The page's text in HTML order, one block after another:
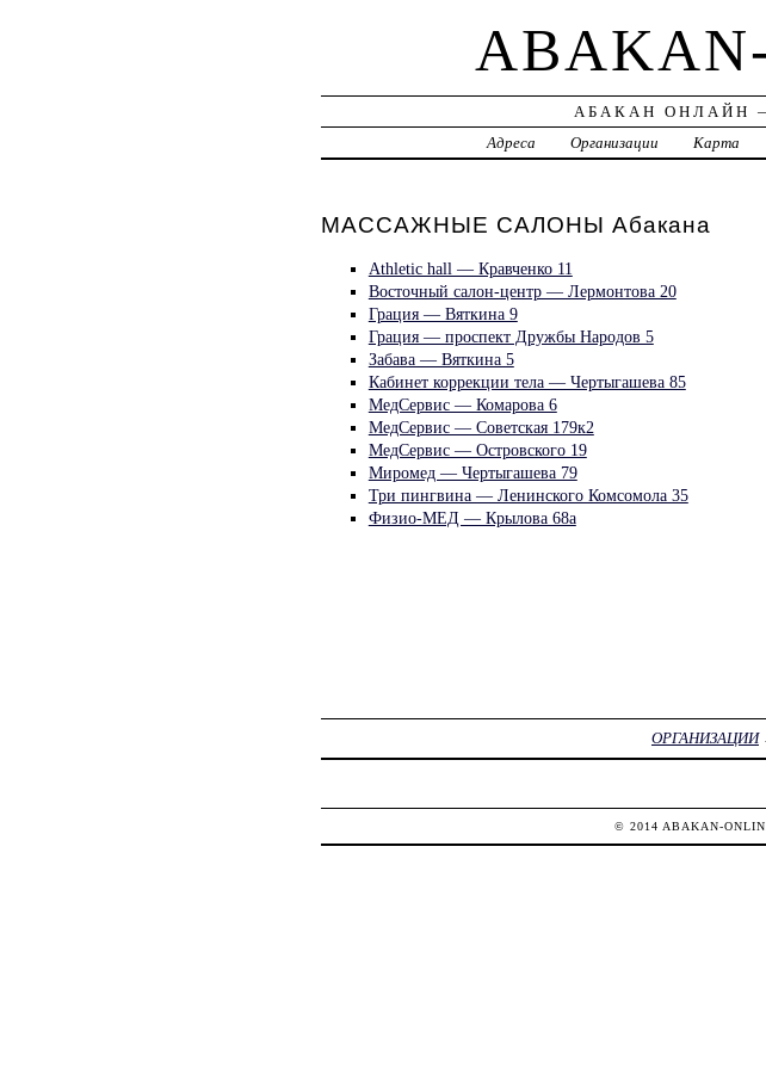
АБАКАН ОНЛАЙН
Адреса
Организации Карта
МАССАЖНЫЕ САЛОНЫ Абакана
Athletic hall — Кравченко 11
Восточный салон-центр — Лермонтова 20
Грация — Вяткина 9
Грация — проспект Дружбы Народов 5
Забава — Вяткина 5
Кабинет коррекции тела — Чертыгашева 85
МедСервис — Комарова 6
МедСервис — Советская 179к2
МедСервис — Островского 19
Миромед — Чертыгашева 79
Три пингвина — Ленинского Комсомола 35
Физио-МЕД — Крылова 68а
ОРГАНИЗАЦИИ
© 2014 ABAKAN-